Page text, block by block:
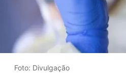
Foto: Divulgação